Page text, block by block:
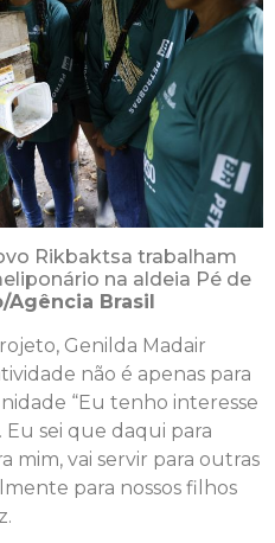
Rikbaktsa trabalham
na aldeia Pé de
Agência Brasil
Genilda Madair
não é apenas para
“Eu tenho interesse
Eu sei que daqui para
mim, vai servir para outras
para nossos filhos